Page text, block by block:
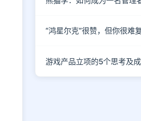
“鸿星尔克”很赞，但你很难复
游戏产品立项的5个思考及